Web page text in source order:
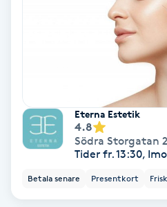
Hudvård
Hyaluronsyra
Hyperhidros
Eterna Estetik
4.8
Södra Storgatan
Tider fr. 13:30,
Betala senare Presentkort